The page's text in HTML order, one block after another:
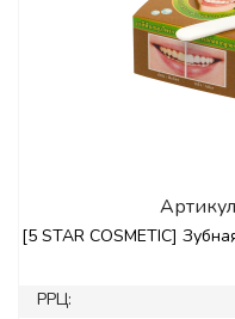
[5 STAR COSMETIC]
РРЦ: